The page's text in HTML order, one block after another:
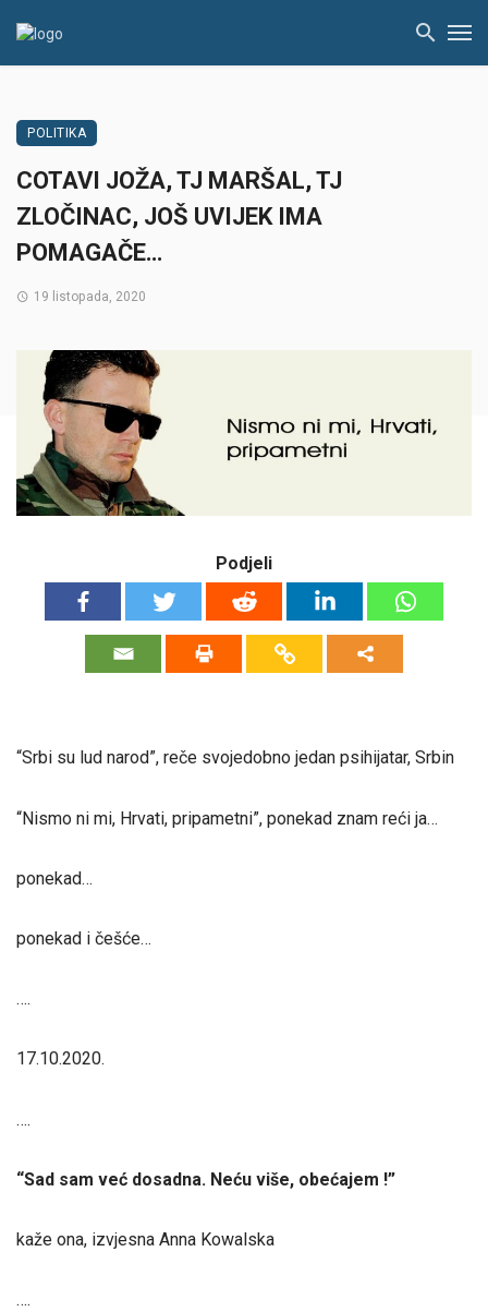
POLITIKA
COTAVI JOŽA, TJ MARŠAL, TJ
ZLOČINAC, JOŠ UVIJEK IMA
POMAGAČE…
19 listopada, 2020
Podjeli
“Srbi su lud narod”, reče svojedobno jedan psihijatar, Srbin
“Nismo ni mi, Hrvati, pripametni”, ponekad znam reći ja…
ponekad…
ponekad i češće…
….
17.10.2020.
….
“Sad sam već dosadna. Neću više, obećajem !”
kaže ona, izvjesna Anna Kowalska
….